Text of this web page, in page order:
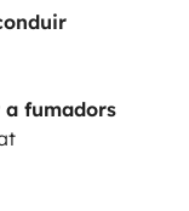
a fumadors